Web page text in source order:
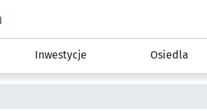
Dla mieszkańca
Inwestycje Osiedla